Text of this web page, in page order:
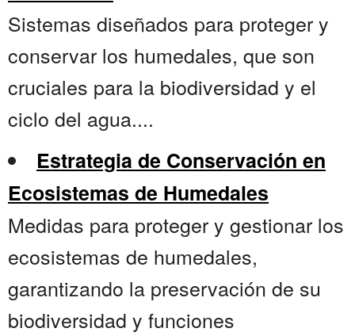
Sistemas diseñados para proteger y
conservar los humedales, que son
cruciales para la biodiversidad y el
ciclo del agua....
Estrategia de Conservación en
Ecosistemas de Humedales
Medidas para proteger y gestionar los
ecosistemas de humedales,
garantizando la preservación de su
biodiversidad y funciones